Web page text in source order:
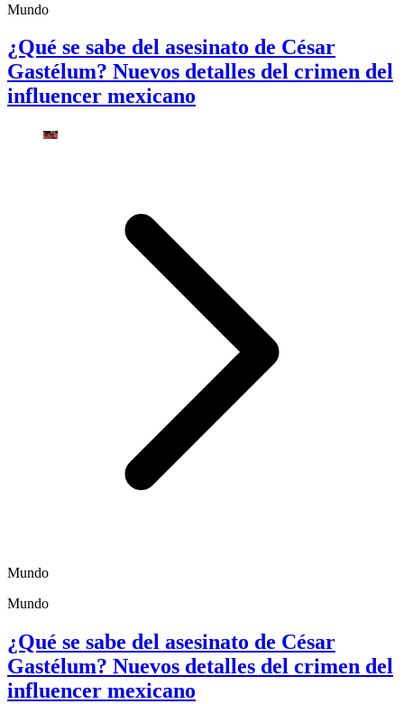
Mundo
¿Qué se sabe del asesinato de César
Gastélum? Nuevos detalles del crimen del
influencer mexicano
Mundo
Mundo
¿Qué se sabe del asesinato de César
Gastélum? Nuevos detalles del crimen del
influencer mexicano